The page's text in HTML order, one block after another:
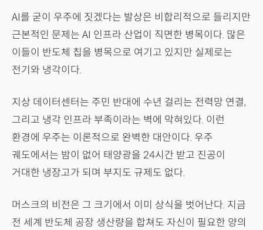
AI를 굳이 우주에 짓겠다는 발상은 비합리적으로 들리지만
근본적인 문제는 AI 인프라 산업이 직면한 병목이다. 많은
이들이 반도체 칩을 병목으로 여기고 있지만 실제로는
전기와 냉각이다.
지상 데이터센터는 주민 반대에 수년 걸리는 전력망 연결,
그리고 냉각 인프라 부족이라는 벽에 막혀있다. 이런
환경에 우주는 이론적으로 완벽한 대안이다. 우주
궤도에서는 밤이 없어 태양광을 24시간 받고 진공이
거대한 냉장고가 되며 부지도 규제도 없다.
머스크의 비전은 그 크기에서 이미 상식을 벗어난다. 지금
전 세계 반도체 공장 생산량을 합쳐도 자신이 필요한 양의